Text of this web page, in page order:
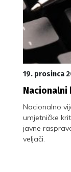
19. prosinca
Nacionalno
umjetničke
javne
veljači.